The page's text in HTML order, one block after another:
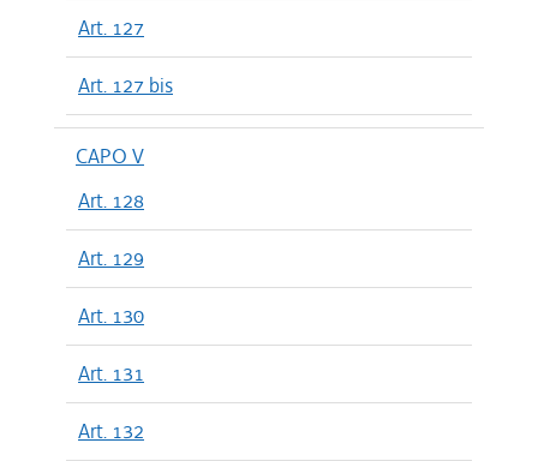
Art. 127
Art. 127 bis
CAPO V
Art. 128
Art. 129
Art. 130
Art. 131
Art. 132